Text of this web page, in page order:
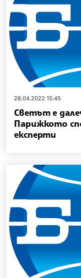
28.04.2022 15:45
Светът е
Парижкото
експерти